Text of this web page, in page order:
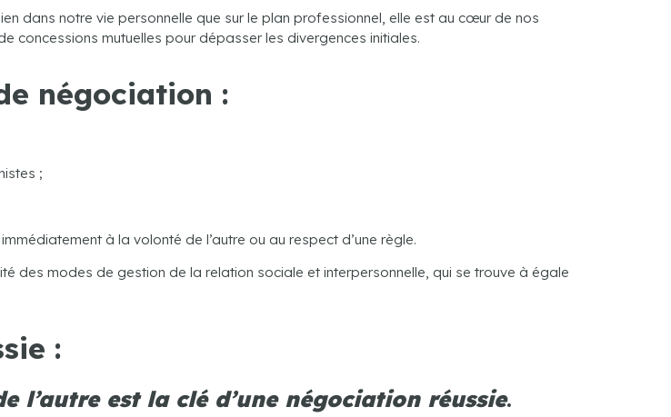
dans notre vie personnelle que sur le plan professionnel, elle est au cœur de nos
concessions mutuelles pour dépasser les divergences initiales.
négociation :
;
à la volonté de l’autre ou au respect d’une règle.
des modes de gestion de la relation sociale et interpersonnelle, qui se trouve à égale
:
l’autre est la clé d’une négociation réussie.